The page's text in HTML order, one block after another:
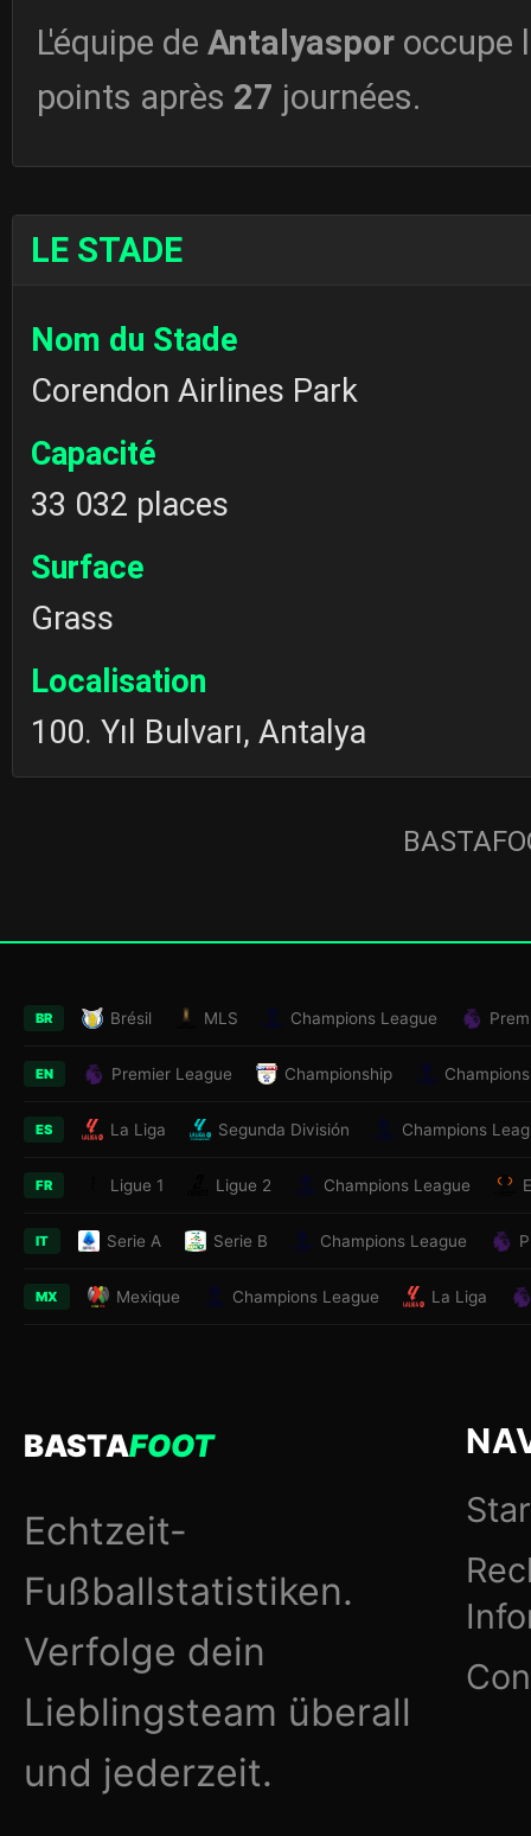
L'équipe de Antalyaspor occupe
points après 27 journées.
LE STADE
Nom du Stade
Corendon Airlines Park
Capacité
33 032 places
Surface
Grass
Localisation
100. Yıl Bulvarı, Antalya
BR Brésil MLS Champions League
EN Premier League Championship
ES La Liga Segunda División Champions
FR Ligue 1 Ligue 2 Champions League
IT Serie A Serie B Champions League
MX Mexique Champions League La Liga
BASTAFOOT
Echtzeit-
Fußballstatistiken.
Verfolge dein
Lieblingsteam überall
und jederzeit.